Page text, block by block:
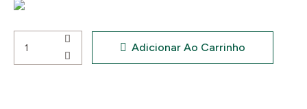
Adicionar Ao Carrinho